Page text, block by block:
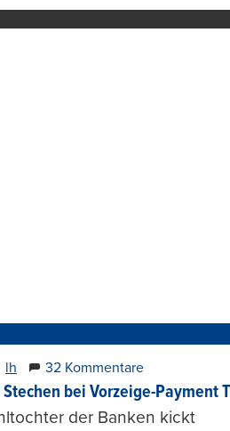
lh 32 Kommentare
bei Vorzeige-Payment
der Banken kickt